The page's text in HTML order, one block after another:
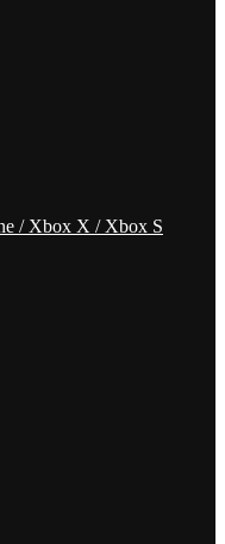
/ Xbox X / Xbox S